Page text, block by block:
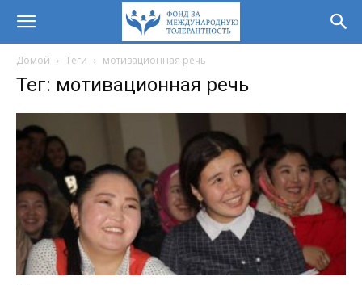
Домой Теги мотивационная речь
Тег: мотивационная речь